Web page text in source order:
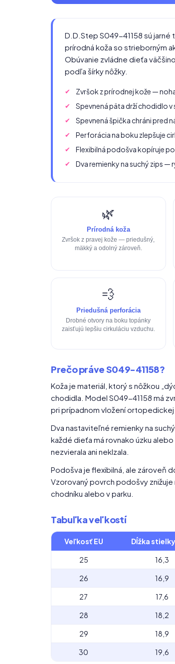
D.D.Step S049-41158 sú jarné
prírodná koža so strieborným
Obúvanie zvládne dieťa
podľa šírky nôžky.
Zvršok z prírodnej kože —
Spevnená päta drží chodidlo
Spevnená špička chráni pred
Perforácia na boku zlepšuje
Flexibilná podošva kopíruje
Dva remienky na suchý zips —
🌿
Prírodná koža
Zvršok z pravej kože — priedušný,
mäkký a odolný zároveň.
💨
Priedušná perforácia
Drobné otvory na boku topánky
zaisťujú lepšiu cirkuláciu vzduchu.
Prečo práve S049-41158?
Koža je materiál, ktorý s nôžkou
chodidla. Model S049-41158 má
pri prípadnom vložení ortopedickej
Dva nastaviteľné remienky na
každé dieťa má rovnako úzku
nezvierala ani neklzala.
Podošva je flexibilná, ale zároveň
Vzorovaný povrch podošvy
chodníku alebo v parku.
Tabuľka veľkostí
Veľkosť EU Dĺžka
25 16,3
26 16,9
27 17,6
28 18,2
29 18,9
30 19,6